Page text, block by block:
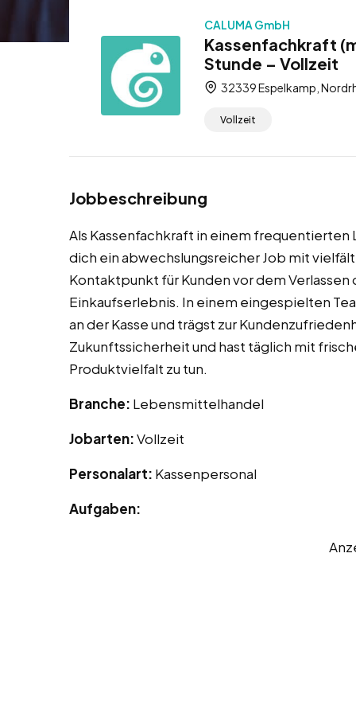
CALUMA GmbH
Kassenfachkraft
Stunde – Vollzeit
32339 Espelkamp,
Vollzeit
Jobbeschreibung
Als Kassenfachkraft in einem
dich ein abwechslungsreicher Job mit
Kontaktpunkt für Kunden vor dem
Einkaufserlebnis. In einem eingespielten
an der Kasse und trägst zur
Zukunftssicherheit und hast täglich mit
Produktvielfalt zu tun.
Branche: Lebensmittelhandel
Jobarten:Vollzeit
Personalart: Kassenpersonal
Aufgaben: